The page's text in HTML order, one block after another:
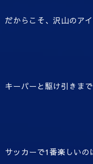
だからこそ、沢山のア
キーパーと駆け引きま
サッカーで1番楽しいの